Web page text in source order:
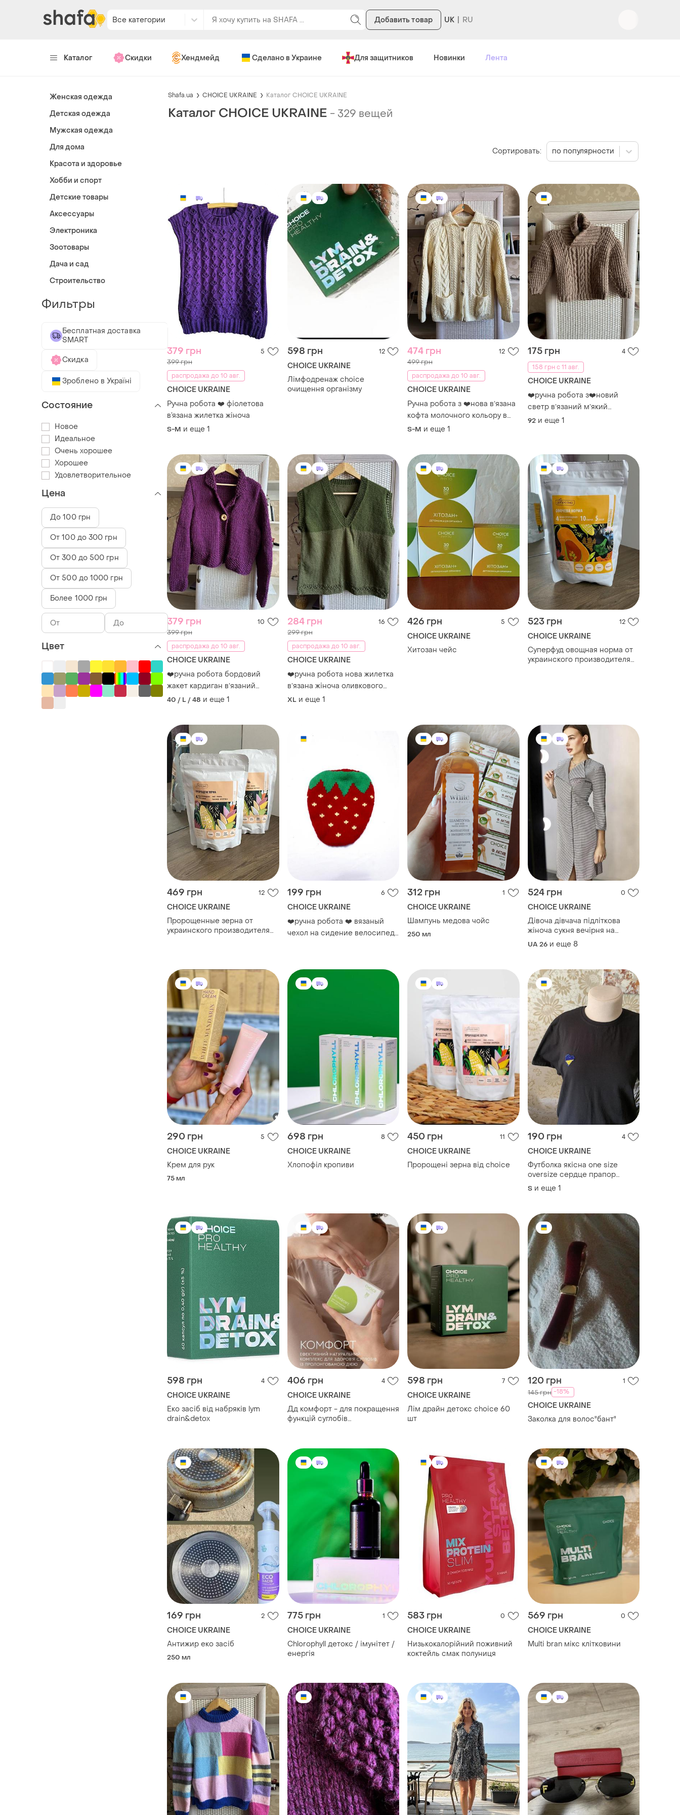
Все категории Добавить товар UK
Каталог Скидки Хендмейд Сделано в Украине Для защитников Новинки Лента
Shafa.ua CHOICE UKRAINE Каталог CHOICE UKRAINE
Каталог CHOICE UKRAINE - 329 вещей
379 грн 5
399 грн
распродажа до 10 авг.
CHOICE UKRAINE
Ручна робота ❤️ фіолетова
в’язана жилетка жіноча
S-M и еще 1
598 грн 12
CHOICE UKRAINE
Лімфодренаж choice
очищення організму
474 грн 12
499 грн
распродажа до 10 авг.
CHOICE UKRAINE
Ручна робота з ❤️нова вʼязана
кофта молочного кольору в
ірландському стилі
S-M и еще 1
175 грн
4
158 грн с 11 авг.
CHOICE UKRAINE
❤️ручна робота з❤️новий
светр вʼязаний мʼякий
коричневий
92 и еще 1
379 грн 10
399 грн
распродажа до 10 авг.
CHOICE UKRAINE
❤️ручна робота бордовий
жакет кардиган вʼязаний
теплий укорочений
40 / L / 48 и еще 1
284 грн 16
299 грн
распродажа до 10 авг.
CHOICE UKRAINE
❤️ручна робота нова жилетка
вʼязана жіноча оливкового
кольору
XL и еще 1
426 грн 5
CHOICE UKRAINE
Хитозан чейс
523 грн 12
CHOICE UKRAINE
Суперфуд овощная норма от
украинского производителя
469 грн 12
CHOICE UKRAINE
Пророщенные зерна от
украинского производителя
199 грн 6
CHOICE UKRAINE
❤️ручна робота ❤️ вязаный
чехол на сидение велосипеда
312 грн 1
CHOICE UKRAINE
Шампунь медова чойс
250 мл
524 грн 0
CHOICE UKRAINE
Дівоча дівчача підліткова
жіноча сукня вечірня на
випускний ділова коктейльна
UA 26 и еще 8
290 грн 5
CHOICE UKRAINE
Крем для рук
75 мл
698 грн 8
CHOICE UKRAINE
Хлопофіл кропиви
450 грн 11
CHOICE UKRAINE
Пророщені зерна від choice
190 грн 4
CHOICE UKRAINE
Футболка якісна one size
oversize сердце прапор
патріотична
S и еще 1
598 грн 4
CHOICE UKRAINE
Еко засіб від набряків lym
drain&detox
406 грн 4
CHOICE UKRAINE
Дд комфорт - для покращення
функцій суглобів
598 грн 7
CHOICE UKRAINE
Лім драйн детокс choice 60
шт
120 грн 1
145 грн -18%
CHOICE UKRAINE
Заколка для волос"бант"
169 грн 2
CHOICE UKRAINE
Антижир еко засіб
250 мл
775 грн 1
CHOICE UKRAINE
Chlorophyll детокс / імунітет /
енергія
583 грн 0
CHOICE UKRAINE
Низькокалорійний поживний
коктейль смак полуниця
569 грн 0
CHOICE UKRAINE
Multi bran мікс клітковини
Сортировать: по популярности
Женская одежда
Детская одежда
Мужская одежда
Для дома
Красота и здоровье
Хобби и спорт
Детские товары
Аксессуары
Электроника
Зоотовары
Дача и сад
Строительство
Фильтры
Бесплатная доставка
SMART
Скидка
Зроблено в Україні
Состояние
Новое
Идеальное
Очень хорошее
Хорошее
Удовлетворительное
Цена
До 100 грн
От 100 до 300 грн
От 300 до 500 грн
От 500 до 1000 грн
Более 1000 грн
Цвет